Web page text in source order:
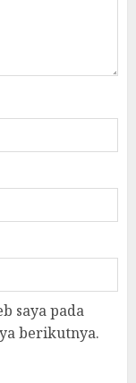
saya pada
berikutnya.